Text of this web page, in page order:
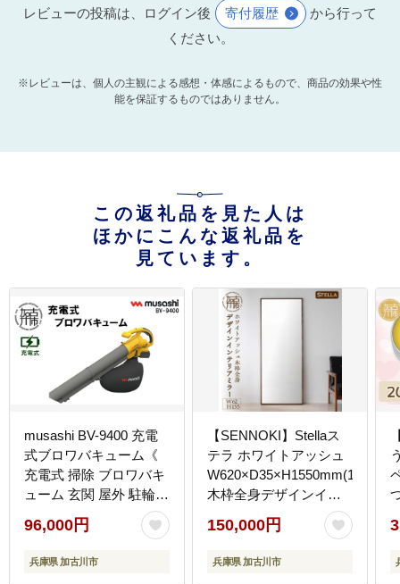
レビューの投稿は、ログイン後 寄付履歴
から行って
ください。
※レビューは、個人の主観による感想・体感によるもので、商品の効果や性
能を保証するものではありません。
この返礼品を見た人は
ほかにこんな返礼品を
見ています。
musashi BV-9400 充電
式ブロワバキューム《
充電式 掃除 ブロワバキ
ューム 玄関 屋外 駐輪場
》【2409O10824】
96,000円
兵庫県 加古川市
【SENNOKI】Stellaス
テラ ホワイトアッシュ
W620×D35×H1550mm(10kg)
木枠全身デザインイン
テリアミラー(4色)
【2415M05071】
150,000円
兵庫県 加古川市